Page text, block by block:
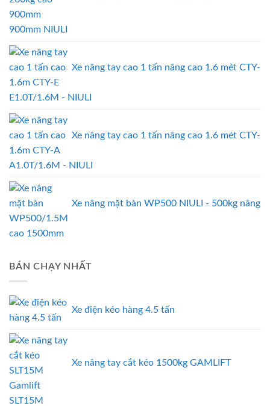
900mm NIULI
Xe nâng tay cao 1 tấn nâng cao 1.6 mét CTY-
E1.0T/1.6M - NIULI
Xe nâng tay cao 1 tấn nâng cao 1.6 mét CTY-
A1.0T/1.6M - NIULI
Xe nâng mặt bàn WP500 NIULI - 500kg nâng
cao 1500mm
BÁN CHẠY NHẤT
Xe điện kéo hàng 4.5 tấn
Xe nâng tay cắt kéo 1500kg GAMLIFT
SLT15M